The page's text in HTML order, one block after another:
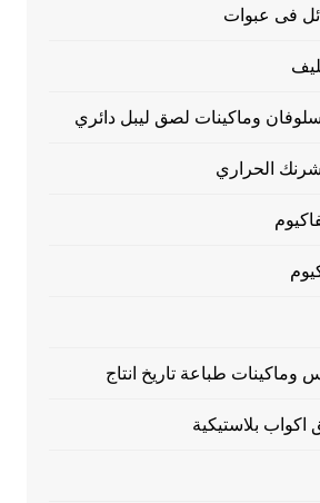
فى عبوات
وماكينات لصق ليبل دائري
الحراري
وماكينات طباعة تاريخ انتاج
اكواب بلاستيكية